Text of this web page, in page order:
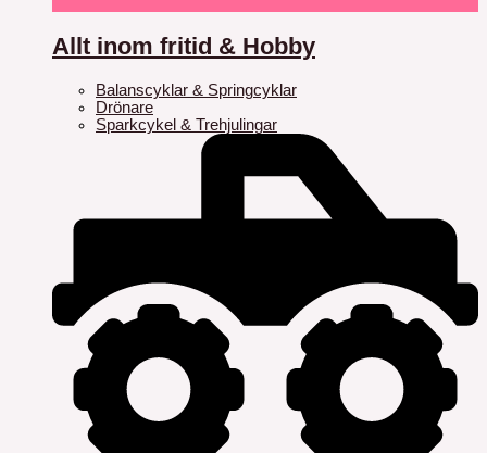
Allt inom fritid & Hobby
Balanscyklar & Springcyklar
Drönare
Sparkcykel & Trehjulingar